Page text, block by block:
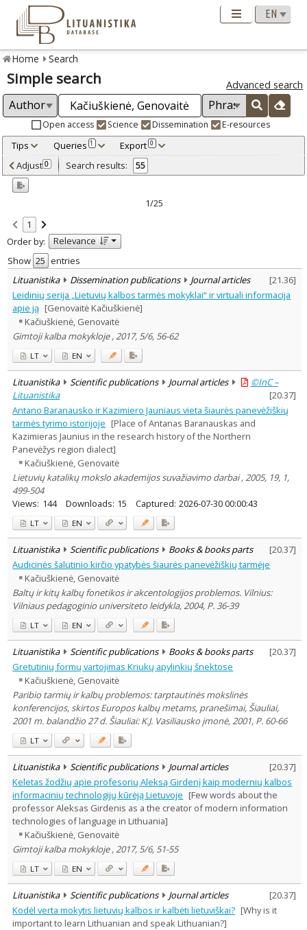
Home Search
Simple search Advanced search
Open access Science Dissemination E-resources
Tips Queries 1 Export 0
Adjusted by criteria 0
Year
Refine
Open access
Scientific publications 52
Dissemination publications
Document Type:
Books & books parts 10
Journal articles 45
Subject area:
Education 4
Ethnology 2
Linguistics
Literary Studies 2
Text language
Country of publication
Historical periods
Lithuanian place names
Subject
Journal
Adjust 0 Search results: 55
1/25
1
Order by:
Relevance
Show
entries
Lituanistika
Dissemination publications Journal articles [21.36]
Leidinių serija „Lietuvių kalbos tarmės mokyklai“ ir virtuali informacija
apie ją [Genovaitė Kačiuškienė]
Kačiuškienė, Genovaitė
Gimtoji kalba mokykloje , 2017, 5/6, 56-62
LT EN
Lituanistika Scientific publications Journal articles
©InC –
Lituanistika
[20.37]
Antano Baranausko ir Kazimiero Jauniaus vieta šiaurės panevėžiškių
tarmės tyrimo istorijoje [Place of Antanas Baranauskas and
Kazimieras Jaunius in the research history of the Northern
Panevėžys region dialect]
Kačiuškienė, Genovaitė
Lietuvių katalikų mokslo akademijos suvažiavimo darbai , 2005, 19, 1,
499-504
Views: 144 Downloads: 15 Captured: 2026-07-30 00:00:43
LT EN
Lituanistika Scientific publications Books & books parts [20.37]
Audicinės šalutinio kirčio ypatybės šiaurės panevėžiškių tarmėje
Kačiuškienė, Genovaitė
Baltų ir kitų kalbų fonetikos ir akcentologijos problemos. Vilnius:
Vilniaus pedagoginio universiteto leidykla, 2004, P. 36-39
LT EN
Lituanistika Scientific publications Books & books parts [20.37]
Gretutinių formų vartojimas Kriukų apylinkių šnektose
Kačiuškienė, Genovaitė
Paribio tarmių ir kalbų problemos: tarptautinės mokslinės
konferencijos, skirtos Europos kalbų metams, pranešimai, Šiauliai,
2001 m. balandžio 27 d. Šiauliai: K.J. Vasiliausko įmonė, 2001, P. 60-66
LT
Lituanistika Scientific publications Journal articles [20.37]
Keletas žodžių apie profesorių Aleksą Girdenį kaip modernių kalbos
informacinių technologijų kūrėją Lietuvoje [Few words about the
professor Aleksas Girdenis as a the creator of modern information
technologies of language in Lithuania]
Kačiuškienė, Genovaitė
Gimtoji kalba mokykloje , 2017, 5/6, 51-55
LT EN
Lituanistika Scientific publications Journal articles [20.37]
Kodėl verta mokytis lietuvių kalbos ir kalbėti lietuviškai? [Why is it
important to learn Lithuanian and speak Lithuanian?]